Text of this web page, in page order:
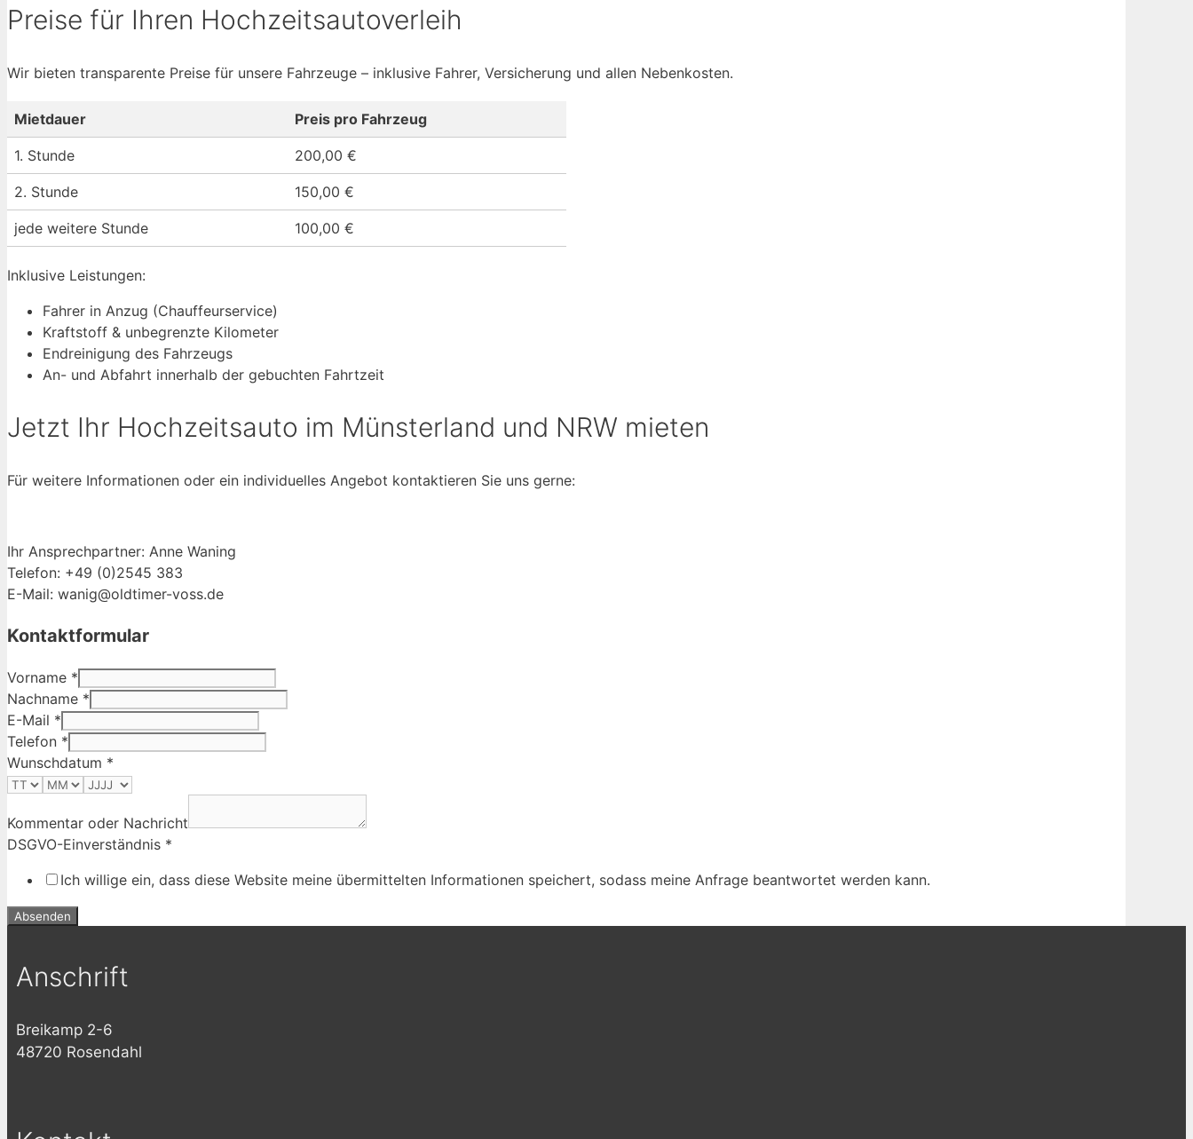
Preise für Ihren Hochzeitsautoverleih
Wir bieten transparente Preise für unsere Fahrzeuge – inklusive Fahrer, Versicherung und allen Nebenkosten.
Mietdauer Preis pro Fahrzeug
1. Stunde 200,00 €
2. Stunde 150,00 €
jede weitere Stunde 100,00 €
Inklusive Leistungen:
Fahrer in Anzug (Chauffeurservice)
Kraftstoff & unbegrenzte Kilometer
Endreinigung des Fahrzeugs
An- und Abfahrt innerhalb der gebuchten Fahrtzeit
Jetzt Ihr Hochzeitsauto im Münsterland und NRW mieten
Für weitere Informationen oder ein individuelles Angebot kontaktieren Sie uns gerne:
Ihr Ansprechpartner: Anne Waning
Telefon: +49 (0)2545 383
E-Mail: wanig@oldtimer-voss.de
Kontaktformular
Vorname *
Nachname *
E-Mail *
Telefon *
Wunschdatum *
Kommentar oder Nachricht
DSGVO-Einverständnis *
Ich willige ein, dass diese Website meine übermittelten Informationen speichert, sodass meine Anfrage beantwortet werden kann.
Absenden
Anschrift
Breikamp 2-6
48720 Rosendahl